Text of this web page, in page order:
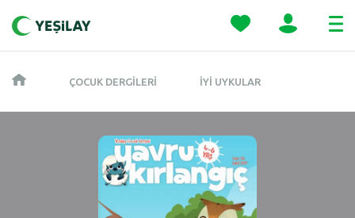
ÇOCUK DERGILERI İYI UYKULAR